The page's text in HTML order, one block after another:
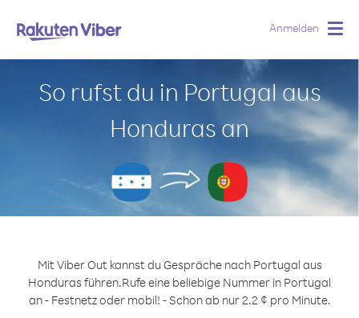
Anmelden
So rufst du in Portugal aus
Honduras an
Mit Viber Out kannst du Gespräche nach Portugal aus
Honduras führen.Rufe eine beliebige Nummer in Portugal
an - Festnetz oder mobil! - Schon ab nur 2.2 ¢ pro Minute.